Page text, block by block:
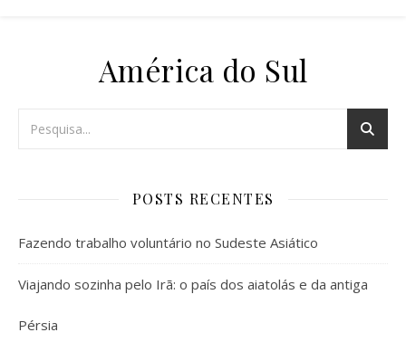
América do Sul
POSTS RECENTES
Fazendo trabalho voluntário no Sudeste Asiático
Viajando sozinha pelo Irã: o país dos aiatolás e da antiga
Pérsia